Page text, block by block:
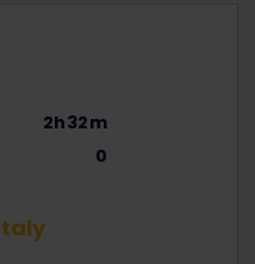
2h32m
0